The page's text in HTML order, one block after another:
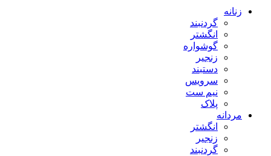
زنانه
گردنبند
انگشتر
گوشواره
زنجیر
دستبند
سرویس
نیم ست
پلاک
مردانه
انگشتر
زنجیر
گردنبند